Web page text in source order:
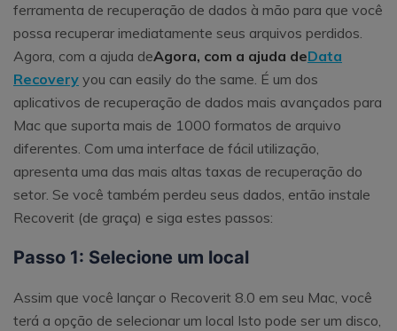
ferramenta de recuperação de dados à mão para que você
possa recuperar imediatamente seus arquivos perdidos.
Agora, com a ajuda deAgora, com a ajuda deData
Recovery you can easily do the same. É um dos
aplicativos de recuperação de dados mais avançados para
Mac que suporta mais de 1000 formatos de arquivo
diferentes. Com uma interface de fácil utilização,
apresenta uma das mais altas taxas de recuperação do
setor. Se você também perdeu seus dados, então instale
Recoverit (de graça) e siga estes passos:
Passo 1: Selecione um local
Assim que você lançar o Recoverit 8.0 em seu Mac, você
terá a opção de selecionar um local Isto pode ser um disco,